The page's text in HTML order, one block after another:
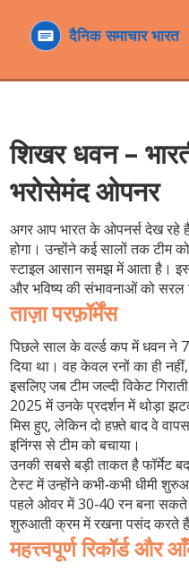
शिखर धवन –
भरोसेमंद ओपनर
अगर आप भारत के ओपनर्स देख रहे
होगा। उन्होंने कई सालों तक
स्टाइल आसान समझ में आता है। इस
और भविष्य की संभावनाओं को सरल
ताज़ा परफ़ॉर्मेंस
पिछले साल के वर्ल्ड कप में धवन ने
दिया था। वह केवल रनों का ही
इसलिए जब टीम जल्दी विकेट
2025 में उनके प्रदर्शन में थोड़ा
मिस हुए, लेकिन दो हफ़्ते बाद वे
इनिंग्स से टीम को बचाया।
उनकी सबसे बड़ी ताकत है फॉर्मेट
टेस्ट में उन्होंने कभी‑कभी धीमी
पहले ओवर में 30‑40 रन बना सकते
शुरुआती क्रम में रखना पसंद करते
महत्त्वपूर्ण रिकॉर्ड और